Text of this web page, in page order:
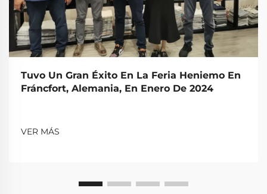
Tuvo Un Gran Éxito En La Feria Heniemo En
Fráncfort, Alemania, En Enero De 2024
VER MÁS